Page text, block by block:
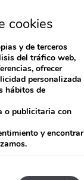
cookies
y de terceros
del tráfico web,
ofrecer
personalizada
hábitos de
o publicitaria con
y encontrar